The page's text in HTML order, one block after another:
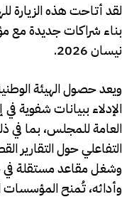
لقد أتاحت هذه الزيارة
بناء شراكات جديدة مع
نيسان 2026.
ويعد حصول الهيئة
الإدلاء ببيانات شفوية
العامة للمجلس، بما في
التفاعلي حول التقارير
وأدائه، تُمنح المؤسسات